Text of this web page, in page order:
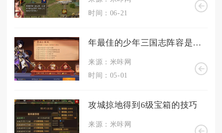
时间：06-21
年最佳的少年三国志阵容是什么组合
来源：米咔网
时间：05-01
攻城掠地得到6级宝箱的技巧
来源：米咔网